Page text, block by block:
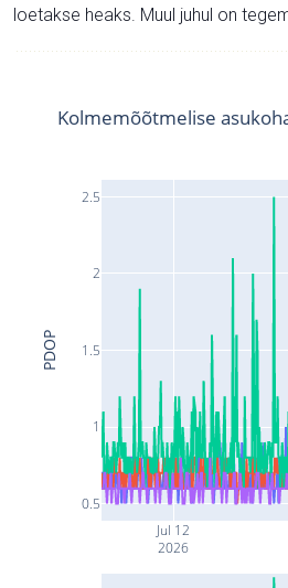
loetakse heaks. Muul juhul on
Jul 12
2026
0.5
1
1.5
2
2.5
Kolmemõõtmelise
PDOP